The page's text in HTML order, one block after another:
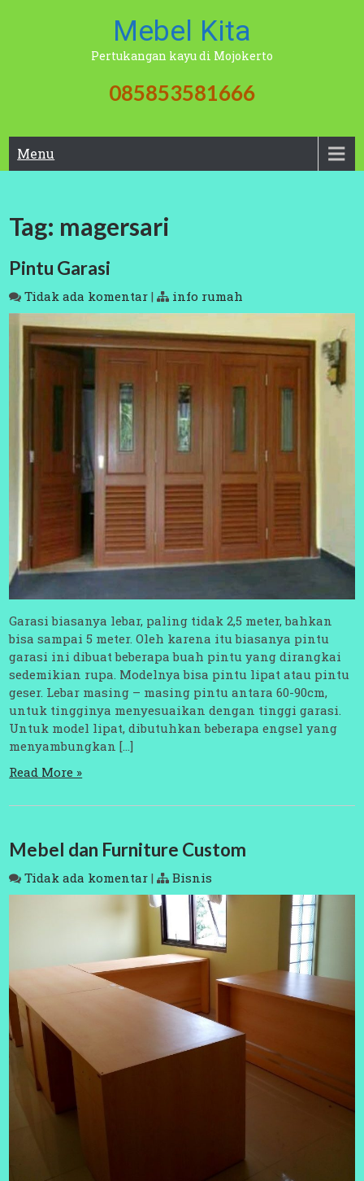
Mebel Kita
Pertukangan kayu di Mojokerto
085853581666
Menu
Tag: magersari
Pintu Garasi
Tidak ada komentar | info rumah
Garasi biasanya lebar, paling tidak 2,5 meter, bahkan
bisa sampai 5 meter. Oleh karena itu biasanya pintu
garasi ini dibuat beberapa buah pintu yang dirangkai
sedemikian rupa. Modelnya bisa pintu lipat atau pintu
geser. Lebar masing – masing pintu antara 60-90cm,
untuk tingginya menyesuaikan dengan tinggi garasi.
Untuk model lipat, dibutuhkan beberapa engsel yang
menyambungkan […]
Read More »
Mebel dan Furniture Custom
Tidak ada komentar | Bisnis